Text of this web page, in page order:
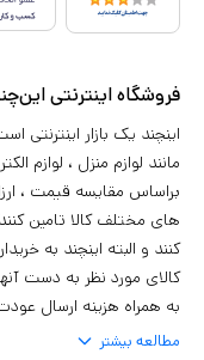
فروشگاه اینترنتی
اینچند یک بازار اینترنتی
مانند لوازم منزل ، لوازم
براساس مقایسه قیمت ،
های مختلف کالا تامین
کنند و البته اینچند به
کالای مورد نظر به دست
به همراه هزینه ارسال
مطالعه بیشتر